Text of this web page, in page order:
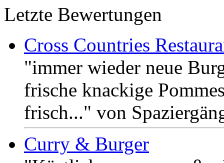
Letzte Bewertungen
Cross Countries
"immer wieder neue
frische knackige
frisch..." von
Curry & Burger